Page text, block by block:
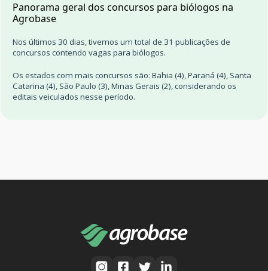
Panorama geral dos concursos para biólogos na
Agrobase
Nos últimos 30 dias, tivemos um total de 31 publicações de
concursos contendo vagas para biólogos.
Os estados com mais concursos são: Bahia (4), Paraná (4), Santa
Catarina (4), São Paulo (3), Minas Gerais (2), considerando os
editais veiculados nesse período.